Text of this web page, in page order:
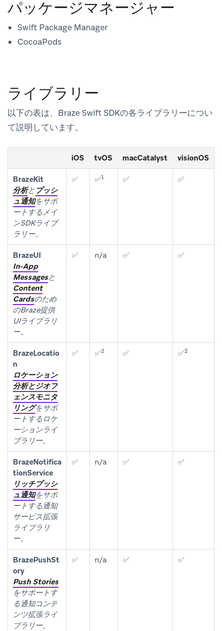
パッケージマネージャー
Swift Package Manager
CocoaPods
ライブラリー
以下の表は、Braze Swift SDKの各ライブラリーについ
て説明しています。
iOS tvOS macCatalyst visionOS
BrazeKit
分析と プッシ
ュ通知をサポ
ートするメイ
ンSDKライブ
ラリー。
✅ ✅1 ✅ ✅
BrazeUI
In-App
Messagesと
Content
Cardsのため
のBraze提供
UIライブラリ
ー。
✅ n/a ✅ ✅
BrazeLocatio
n
ロケーション
分析とジオフ
ェンスモニタ
リングをサポ
ートするロケ
ーションライ
ブラリー。
✅ ✅2 ✅ ✅2
BrazeNotifica
tionService
リッチプッシ
ュ通知をサポ
ートする通知
サービス拡張
ライブラリ
ー。
✅ n/a ✅ ✅
BrazePushSt
ory
Push Stories
をサポートす
る通知コンテ
ンツ拡張ライ
ブラリー。
✅ n/a ✅ ✅